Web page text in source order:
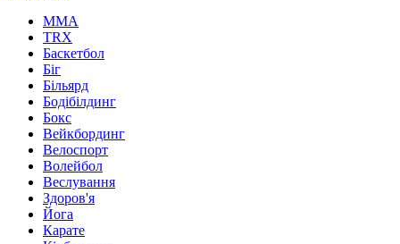
MMA
TRX
Баскетбол
Біг
Більярд
Бодібілдинг
Бокс
Вейкбординг
Велоспорт
Волейбол
Веслування
Здоров'я
Йога
Карате